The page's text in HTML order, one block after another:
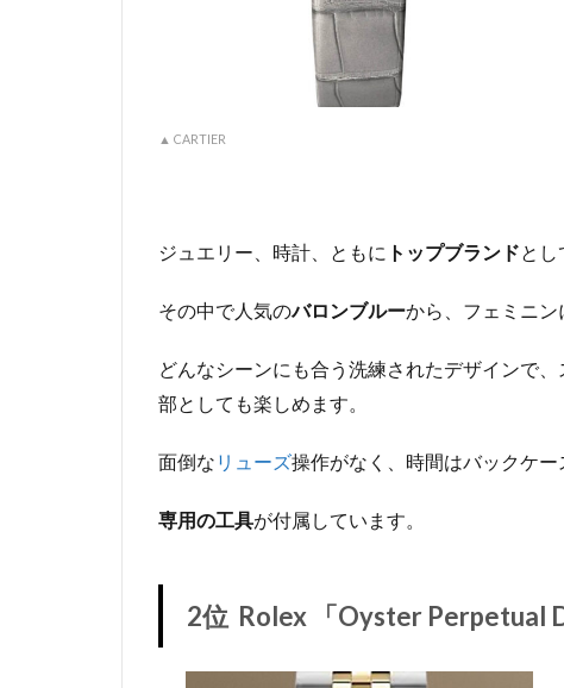
▲ CARTIER
ジュエリー、時計、ともに トップブランドとし
その中で人気のバロンブルーから、フェミニ
どんなシーンにも合う洗練されたデザインで、
部としても楽しめます。
面倒な リューズ操作がなく、時間はバックケー
専用の工具が付属しています。
2位 Rolex 「Oyster Perpetual